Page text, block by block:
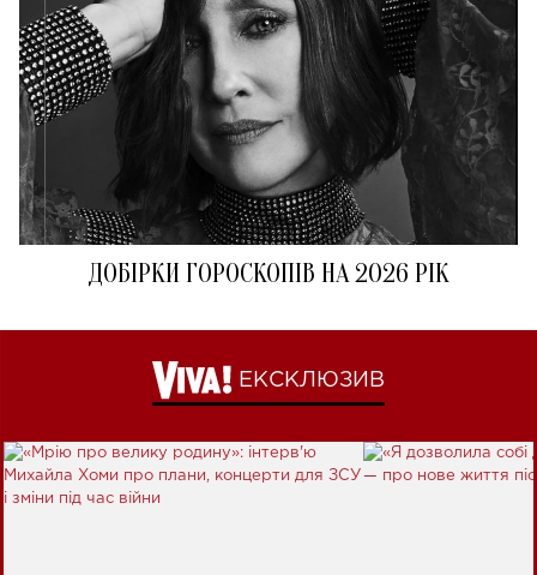
ДОБІРКИ ГОРОСКОПІВ НА 2026 РІК
ЕКСКЛЮЗИВ